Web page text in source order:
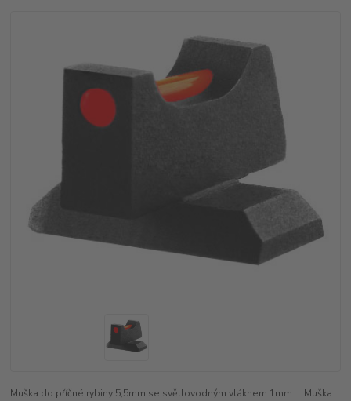
Muška do příčné rybiny 5,5mm se světlovodným vláknem 1mm Muška